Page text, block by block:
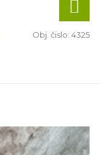
Obj. čislo: 4325